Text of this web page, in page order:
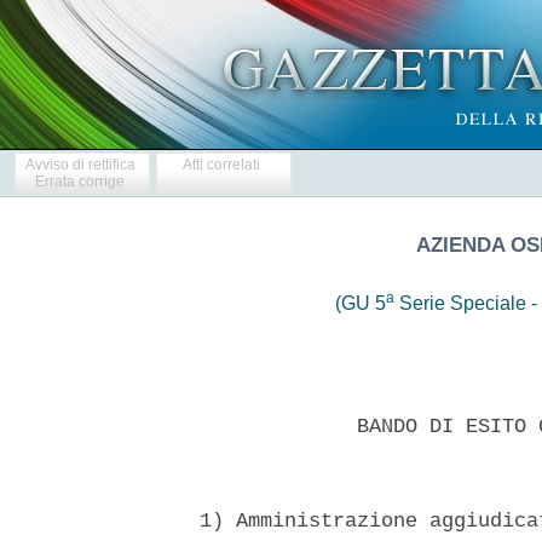
Avviso di rettifica
Errata corrige
Atti correlati
AZIENDA
(GU 5aSerie Speciale -
BANDO DI
1) Amministrazione